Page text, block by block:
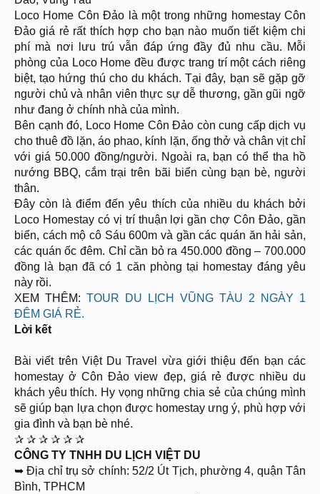
Loco Home Côn Đảo là một trong những homestay Côn
Đảo giá rẻ rất thích hợp cho bạn nào muốn tiết kiệm chi
phí mà nơi lưu trú vẫn đáp ứng đầy đủ nhu cầu. Mỗi
phòng của Loco Home đều được trang trí một cách riêng
biệt, tạo hứng thú cho du khách. Tại đây, bạn sẽ gặp gỡ
người chủ và nhân viên thực sự dễ thương, gần gũi ngỡ
như đang ở chính nhà của mình.
Bên cạnh đó, Loco Home Côn Đảo còn cung cấp dịch vụ
cho thuê đồ lặn, áo phao, kính lặn, ống thở và chân vịt chỉ
với giá 50.000 đồng/người. Ngoài ra, bạn có thể tha hồ
nướng BBQ, cắm trại trên bãi biển cùng bạn bè, người
thân.
Đây còn là điểm đến yêu thích của nhiều du khách bởi
Loco Homestay có vị trí thuận lợi gần chợ Côn Đảo, gần
biển, cách mộ cô Sáu 600m và gần các quán ăn hải sản,
các quán ốc đêm. Chỉ cần bỏ ra 450.000 đồng – 700.000
đồng là bạn đã có 1 căn phòng tại homestay đáng yêu
này rồi.
XEM THÊM: TOUR DU LỊCH VŨNG TÀU 2 NGÀY 1
ĐÊM GIÁ RẺ.
Lời kết
Bài viết trên Việt Du Travel vừa giới thiệu đến bạn các
homestay ở Côn Đảo view đẹp, giá rẻ được nhiều du
khách yêu thích. Hy vọng những chia sẻ của chúng mình
sẽ giúp bạn lựa chọn được homestay ưng ý, phù hợp với
gia đình và bạn bè nhé.
✰ ✰ ✰ ✰ ✰ ✰
CÔNG TY TNHH DU LỊCH VIỆT DU
➥ Địa chỉ trụ sở chính: 52/2 Út Tịch, phường 4, quận Tân
Bình, TPHCM